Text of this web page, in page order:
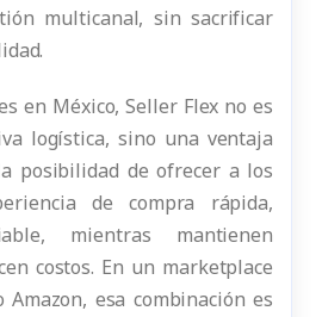
multicanal, sin sacrificar
en México, Seller Flex no es
logística, sino una ventaja
posibilidad de ofrecer a los
de compra rápida,
mientras mantienen
costos. En un marketplace
esa combinación es